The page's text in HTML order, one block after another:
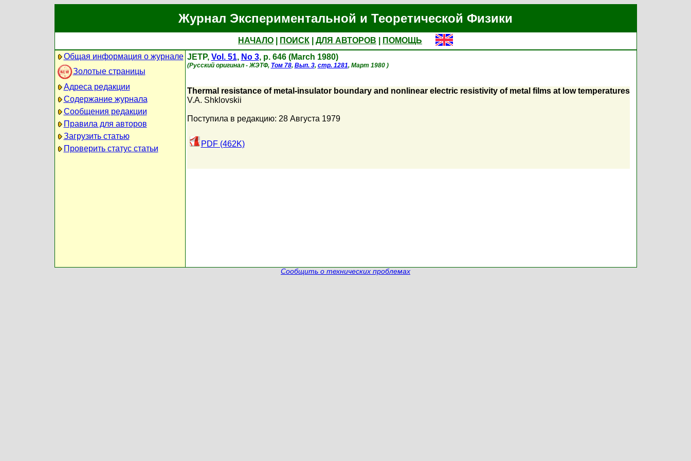
Журнал Экспериментальной и Теоретической Физики
НАЧАЛО ПОИСК ДЛЯ АВТОРОВ
ПОМОЩЬ
Общая информация о журнале
Золотые страницы
Адреса редакции
Содержание журнала
Сообщения редакции
Правила для авторов
Загрузить статью
Проверить статус статьи
JETP, Vol. 51, No 3, p. 646 (March 1980)
(Русский оригинал - ЖЭТФ, Том 78, Вып. 3, стр. 1281, Март 1980 )
Thermal resistance of metal-insulator boundary and nonlinear electric resistivity of metal films at low temperatures
V.A. Shklovskii
Поступила в редакцию: 28 Августа 1979
PDF (462K)
Сообщить о технических проблемах